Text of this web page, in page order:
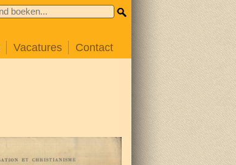
Vacatures Contact